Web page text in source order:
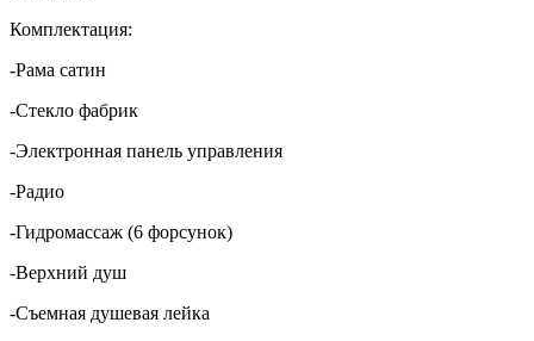
Комплектация:
-Рама сатин
-Стекло фабрик
-Электронная панель управления
-Радио
-Гидромассаж (6 форсунок)
-Верхний душ
-Съемная душевая лейка